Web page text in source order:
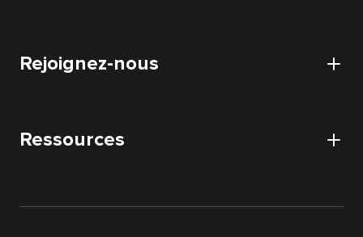
Audits
Audit DATA
Certification HDS
Rejoignez-nous
Postuler
Ressources